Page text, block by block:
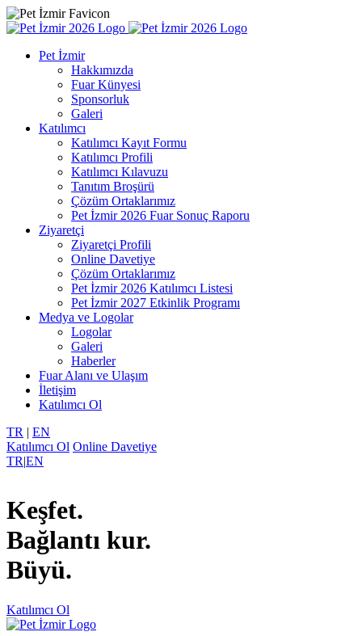
Pet İzmir
Hakkımızda
Fuar Künyesi
Sponsorluk
Galeri
Katılımcı
Katılımcı Kayıt Formu
Katılımcı Profili
Katılımcı Kılavuzu
Tanıtım Broşürü
Çözüm Ortaklarımız
Pet İzmir 2026 Fuar Sonuç Raporu
Ziyaretçi
Ziyaretçi Profili
Online Davetiye
Çözüm Ortaklarımız
Pet İzmir 2026 Katılımcı Listesi
Pet İzmir 2027 Etkinlik Programı
Medya ve Logolar
Logolar
Galeri
Haberler
Fuar Alanı ve Ulaşım
İletişim
Katılımcı Ol
TR | EN
Katılımcı Ol Online Davetiye
TR|EN
Keşfet.
Bağlantı kur.
Büyü.
Katılımcı Ol